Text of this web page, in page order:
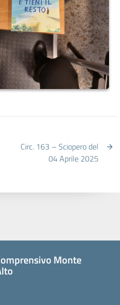
Circ. 163 – Sciopero del
04 Aprile 2025
Monte